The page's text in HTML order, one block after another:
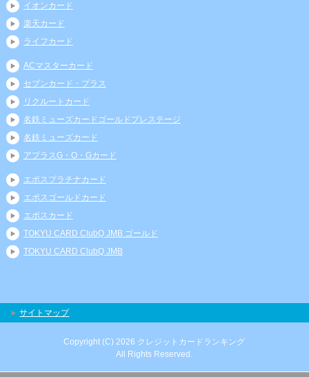
イオンカード
楽天カード
ライフカード
ACマスターカード
セブンカード・プラス
リクルートカード
名鉄ミューズカードゴールドプレステージ
名鉄ミューズカード
アプラスG・O・Gカード
エポスプラチナカード
エポスゴールドカード
エポスカード
TOKYU CARD ClubQ JMB ゴールド
TOKYU CARD ClubQ JMB
サイトマップ
Copyright (C) 2026 クレジットカードランキング
All Rights Reserved.